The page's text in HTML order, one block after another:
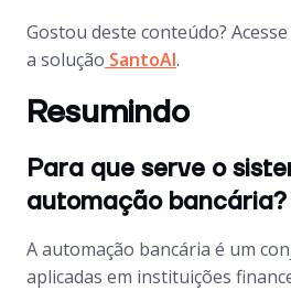
Gostou deste conteúdo?
a solução SantoAI.
Resumindo
Para que serve o
automação bancária?
A automação bancária é um
aplicadas em instituições